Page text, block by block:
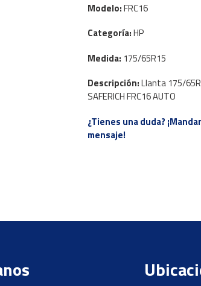
Modelo:FRC16
Categoría:HP
Medida: 175/65R15
Descripción:Llanta 175/
SAFERICH FRC16 AUTO
¿Tienes una duda?
mensaje!